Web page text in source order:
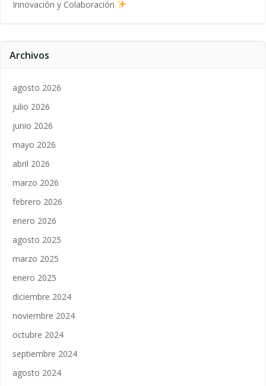
Innovación y Colaboración
Archivos
agosto 2026
julio 2026
junio 2026
mayo 2026
abril 2026
marzo 2026
febrero 2026
enero 2026
agosto 2025
marzo 2025
enero 2025
diciembre 2024
noviembre 2024
octubre 2024
septiembre 2024
agosto 2024